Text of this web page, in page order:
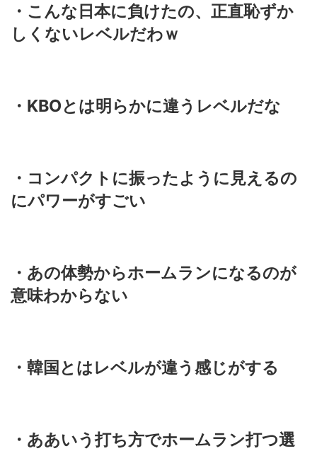
・こんな日本に負けたの、正直恥ずか
しくないレベルだわｗ
・KBOとは明らかに違うレベルだな
・コンパクトに振ったように見えるの
にパワーがすごい
・あの体勢からホームランになるのが
意味わからない
・韓国とはレベルが違う感じがする
・ああいう打ち方でホームラン打つ選